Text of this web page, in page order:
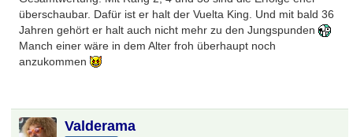
überschaubar. Dafür ist er halt der Vuelta King. Und mit bald 36
Jahren gehört er halt auch nicht mehr zu den Jungspunden
Manch einer wäre in dem Alter froh überhaupt noch
anzukommen
Valderama